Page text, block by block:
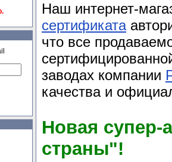
Наш интернет-
сертификата
что все
заводах компании
качества и
Новая супер-
страны"!